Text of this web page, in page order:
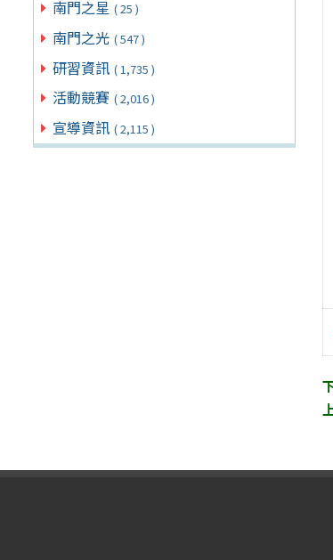
南門之星 ( 25 )
南門之光 ( 547 )
研習資訊 ( 1,735 )
活動競賽 ( 2,016 )
宣導資訊 ( 2,115 )